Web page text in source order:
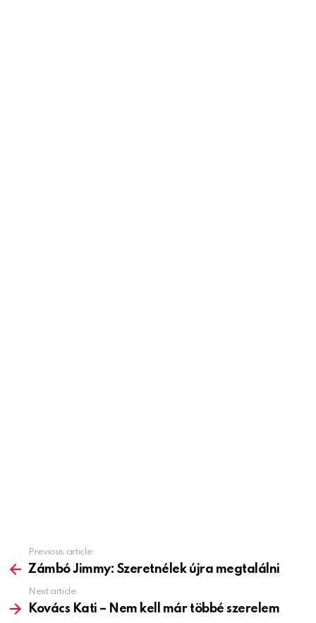
more
Previous article
Zámbó Jimmy: Szeretnélek újra megtalálni
Next article
Kovács Kati – Nem kell már többé szerelem